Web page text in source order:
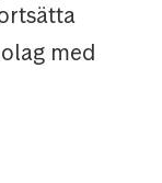
med